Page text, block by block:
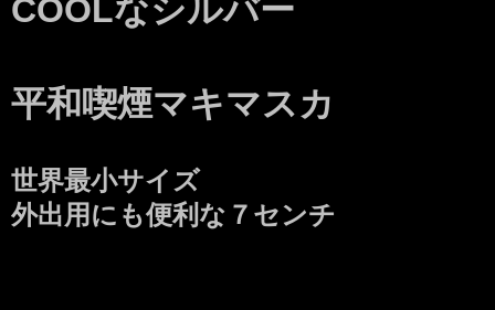
COOLなシルバー
平和喫煙マキマスカ
世界最小サイズ
外出用にも便利な７センチ